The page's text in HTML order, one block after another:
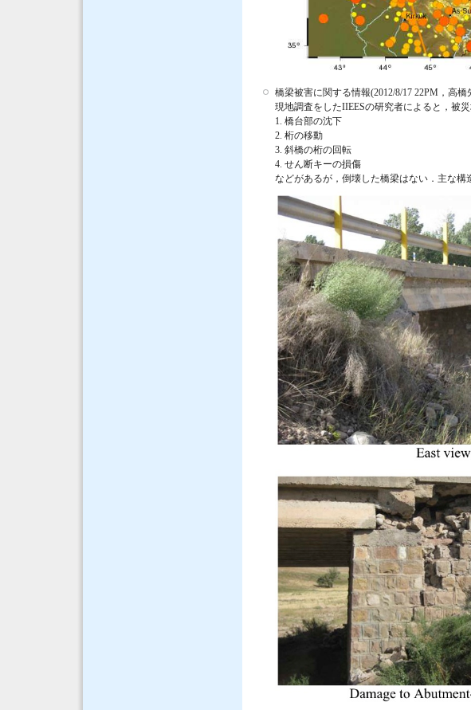
橋梁被害に関する情報(2012/8/17 22PM，高
現地調査をしたIIEESの研究者によると，被
1. 橋台部の沈下
2. 桁の移動
3. 斜橋の桁の回転
4. せん断キーの損傷
などがあるが，倒壊した橋梁はない．主な構